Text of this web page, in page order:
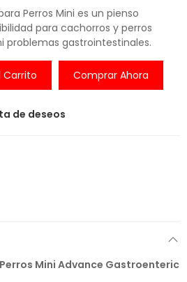
Perros Mini es un pienso
para cachorros y perros
problemas gastrointestinales.
Carrito Comprar Ahora
de deseos
Mini Advance Gastroenteric